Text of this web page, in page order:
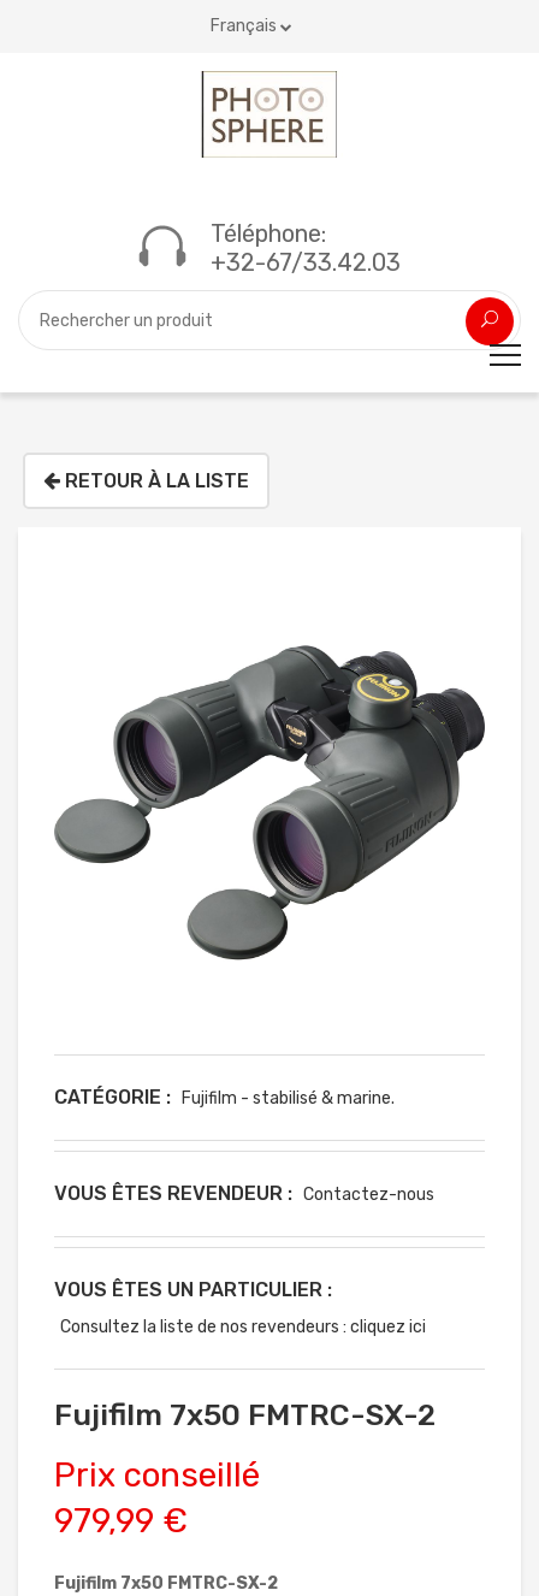
Français
Téléphone:
+32-67/33.42.03
RETOUR À LA LISTE
CATÉGORIE : Fujifilm - stabilisé & marine.
VOUS ÊTES REVENDEUR : Contactez-nous
VOUS ÊTES UN PARTICULIER :
Consultez la liste de nos revendeurs : cliquez ici
Fujifilm 7x50 FMTRC-SX-2
Prix conseillé
979,99 €
Fujifilm 7x50 FMTRC-SX-2